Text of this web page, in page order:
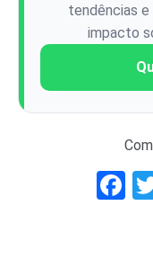
tendências e
impacto